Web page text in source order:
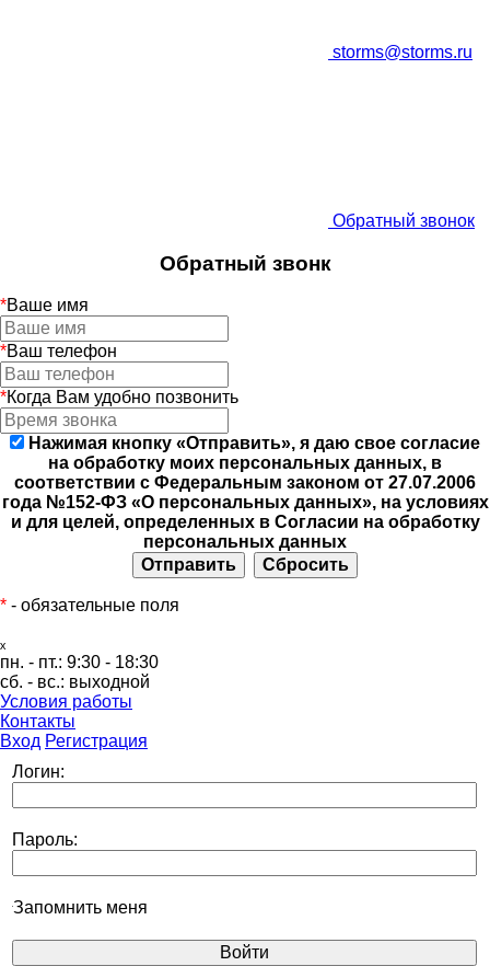
storms@storms.ru
Обратный звонок
Обратный звонк
*Ваше имя
*Ваш телефон
*Когда Вам удобно позвонить
Нажимая кнопку «Отправить», я даю свое согласие
на обработку моих персональных данных, в
соответствии с Федеральным законом от 27.07.2006
года №152-ФЗ «О персональных данных», на условиях
и для целей, определенных в Согласии на обработку
персональных данных
* - обязательные поля
ₓ
пн. - пт.: 9:30 - 18:30
сб. - вс.: выходной
Условия работы
Контакты
Вход Регистрация
Логин:
Пароль:
Запомнить меня